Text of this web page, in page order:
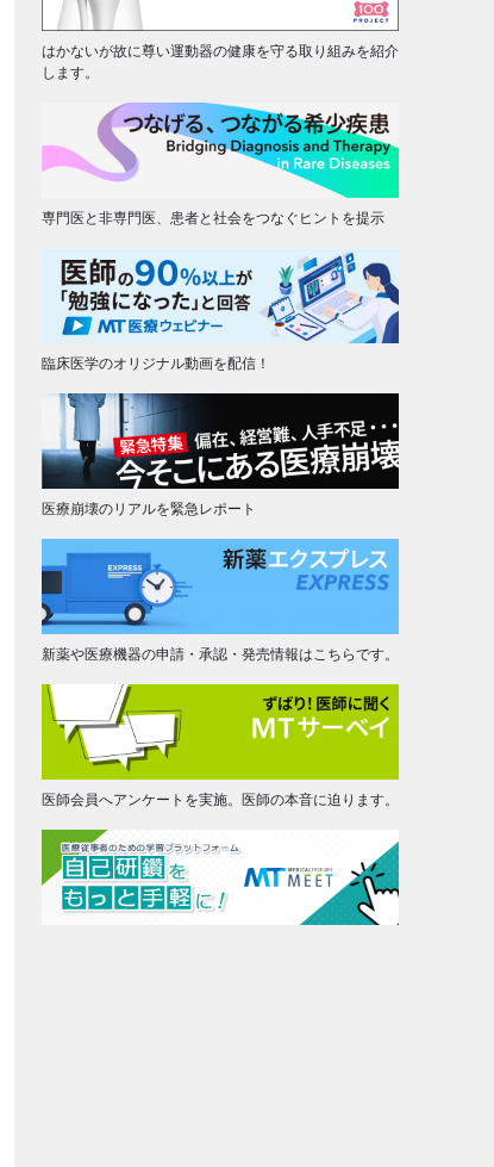
はかないが故に尊い運動器の健康を守る取り組みを紹介
します。
専門医と非専門医、患者と社会をつなぐヒントを提示
臨床医学のオリジナル動画を配信！
医療崩壊のリアルを緊急レポート
新薬や医療機器の申請・承認・発売情報はこちらです。
医師会員へアンケートを実施。医師の本音に迫ります。